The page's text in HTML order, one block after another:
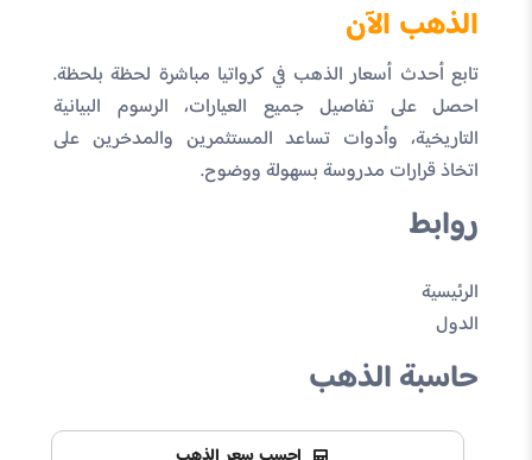
الذهب الآن
تابع أحدث أسعار الذهب في كرواتيا مباشرة لحظة بلحظة.
احصل على تفاصيل جميع العيارات، الرسوم البيانية
التاريخية، وأدوات تساعد المستثمرين والمدخرين على
اتخاذ قرارات مدروسة بسهولة ووضوح.
روابط
الرئيسية
الدول
حاسبة الذهب